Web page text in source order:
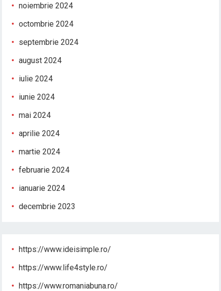
noiembrie 2024
octombrie 2024
septembrie 2024
august 2024
iulie 2024
iunie 2024
mai 2024
aprilie 2024
martie 2024
februarie 2024
ianuarie 2024
decembrie 2023
https://www.ideisimple.ro/
https://www.life4style.ro/
https://www.romaniabuna.ro/